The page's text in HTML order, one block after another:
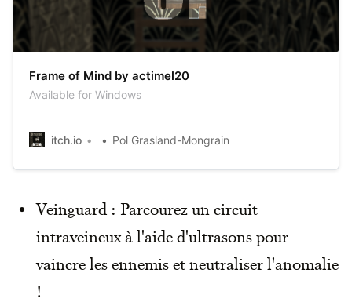
Frame of Mind by actimel20
Available for Windows
itch.io Pol Grasland-Mongrain
Veinguard : Parcourez un circuit
intraveineux à l'aide d'ultrasons pour
vaincre les ennemis et neutraliser l'anomalie
!